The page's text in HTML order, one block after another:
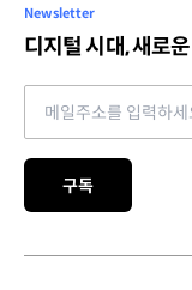
Newsletter
디지털 시대, 새로
Email address
구독